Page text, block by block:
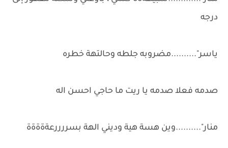
درجه
ياسر"..........مضروبه جلطه وحالتهة خطره
صدمه فعلا صدمه يا ريت ما حاجي احسن اله
منار"..........وين هسة هية وديني الهة بسررررعةةةةة